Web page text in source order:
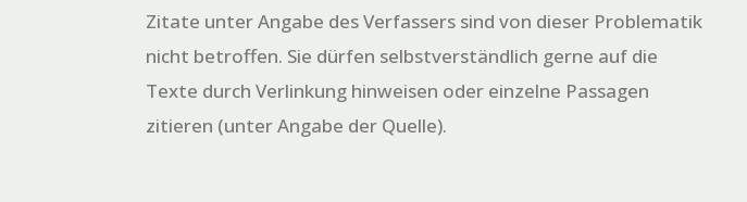
Zitate unter Angabe des Verfassers sind von dieser Problematik
nicht betroffen. Sie dürfen selbstverständlich gerne auf die
Texte durch Verlinkung hinweisen oder einzelne Passagen
zitieren (unter Angabe der Quelle).